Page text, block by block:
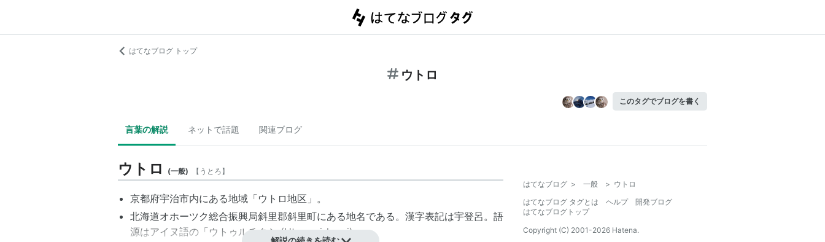
はてなブログ トップ
ウトロ
このタグでブログを書く
言葉の解説 ネットで話題 関連ブログ
ウトロ (一般) 【 うとろ】
京都府宇治市内にある地域「ウトロ地区」。
北海道オホーツク総合振興局斜里郡斜里町にある地名である。漢字表記は宇登呂。語
源はアイヌ語の「ウトゥルチクシ (Uturu-ci-kus-i) 」。
はてなブログ > 一般 > ウトロ
はてなブログ タグとは
ヘルプ
開発ブログ
はてなブログトップ
Copyright (C) 2001-2026 Hatena.